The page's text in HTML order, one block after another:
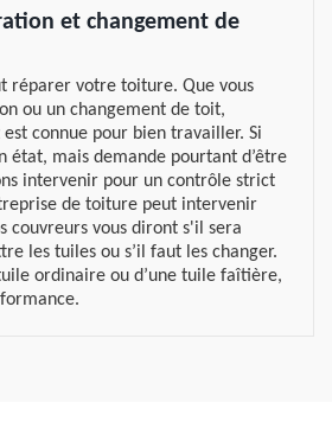
et changement de
réparer votre toiture. Que vous
ou un changement de toit,
connue pour bien travailler. Si
état, mais demande pourtant d’être
intervenir pour un contrôle strict
de toiture peut intervenir
couvreurs vous diront s'il sera
les tuiles ou s’il faut les changer.
tuile ordinaire ou d’une tuile faîtière,